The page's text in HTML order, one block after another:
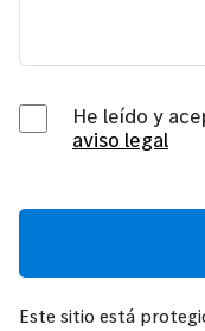
He leído y
aviso legal
Este sitio está